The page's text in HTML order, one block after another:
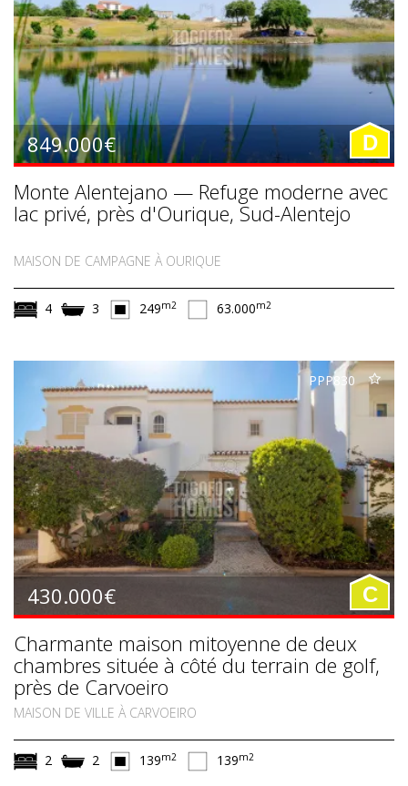
849.000€ D
Monte Alentejano — Refuge moderne avec
lac privé, près d'Ourique, Sud-Alentejo
MAISON DE CAMPAGNE À OURIQUE
4 3 249m2 63.000m2
PPP830
430.000€ C
Charmante maison mitoyenne de deux
chambres située à côté du terrain de golf,
près de Carvoeiro
MAISON DE VILLE À CARVOEIRO
2 2 139m2 139m2